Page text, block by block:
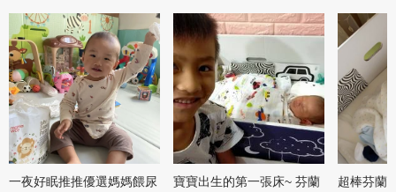
一夜好眠推推優選媽媽餵尿
寶寶出生的第一張床~ 芬蘭
超棒芬蘭